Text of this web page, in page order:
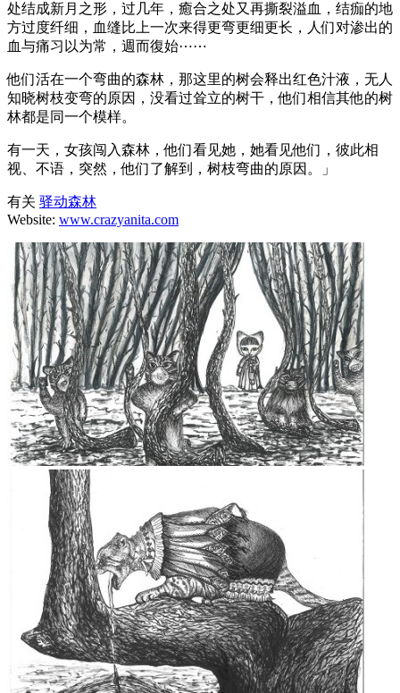
处结成新月之形，过几年，癒合之处又再撕裂溢血，结痂的地
方过度纤细，血缝比上一次来得更弯更细更长，人们对渗出的
血与痛习以为常，週而復始⋯⋯
他们活在一个弯曲的森林，那这里的树会释出红色汁液，无人
知晓树枝变弯的原因，没看过耸立的树干，他们相信其他的树
林都是同一个模样。
有一天，女孩闯入森林，他们看见她，她看见他们，彼此相
视、不语，突然，他们了解到，树枝弯曲的原因。」
有关 驿动森林
Website: www.crazyanita.com